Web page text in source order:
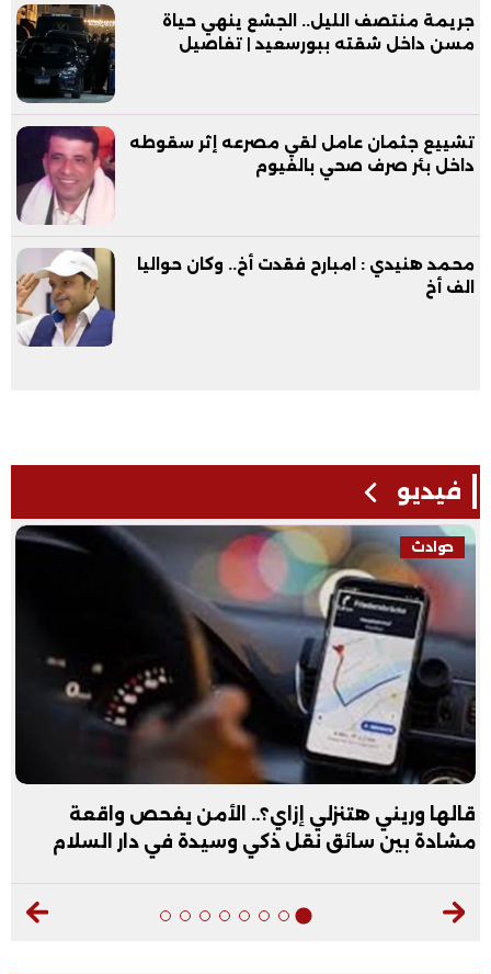
جريمة منتصف الليل.. الجشع ينهي حياة
مسن داخل شقته ببورسعيد | تفاصيل
تشييع جثمان عامل لقي مصرعه إثر سقوطه
داخل بئر صرف صحي بالفيوم
محمد هنيدي : امبارح فقدت أخ.. وكان حواليا
الف أخ
فيديو
حوادث
قالها وريني هتنزلي إزاي؟.. الأمن يفحص واقعة
مشادة بين سائق نقل ذكي وسيدة في دار السلام